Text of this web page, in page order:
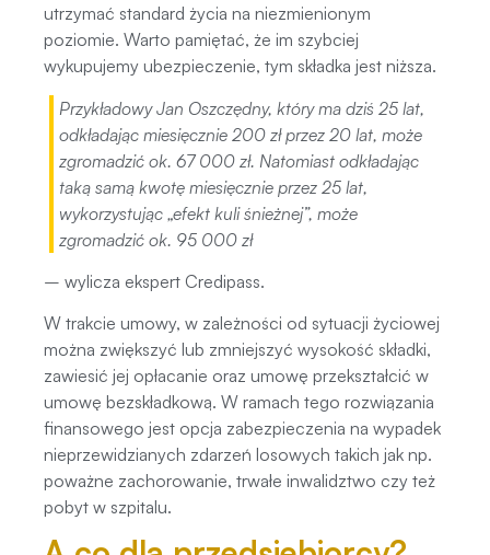
utrzymać standard życia na niezmienionym
poziomie. Warto pamiętać, że im szybciej
wykupujemy ubezpieczenie, tym składka jest niższa.
Przykładowy Jan Oszczędny, który ma dziś 25 lat,
odkładając miesięcznie 200 zł przez 20 lat, może
zgromadzić ok. 67 000 zł. Natomiast odkładając
taką samą kwotę miesięcznie przez 25 lat,
wykorzystując „efekt kuli śnieżnej”, może
zgromadzić ok. 95 000 zł
– wylicza ekspert Credipass.
W trakcie umowy, w zależności od sytuacji życiowej
można zwiększyć lub zmniejszyć wysokość składki,
zawiesić jej opłacanie oraz umowę przekształcić w
umowę bezskładkową. W ramach tego rozwiązania
finansowego jest opcja zabezpieczenia na wypadek
nieprzewidzianych zdarzeń losowych takich jak np.
poważne zachorowanie, trwałe inwalidztwo czy też
pobyt w szpitalu.